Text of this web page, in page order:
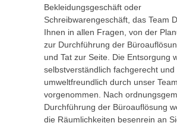
Bekleidungsgeschäft oder
Schreibwarengeschäft, das Team
Ihnen in allen Fragen, von der
zur Durchführung der
und Tat zur Seite. Die Entsorgung
selbstverständlich fachgerecht und
umweltfreundlich durch unser Team
vorgenommen. Nach
Durchführung der Büroauflösung
die Räumlichkeiten besenrein an